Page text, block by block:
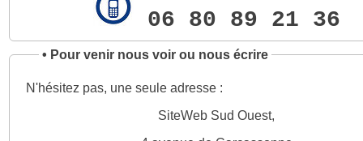
06 80 89 21 36
• Pour venir nous voir ou nous écrire
N'hésitez pas, une seule adresse :
SiteWeb Sud Ouest,